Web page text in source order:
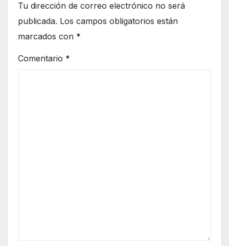
Tu dirección de correo electrónico no será
publicada. Los campos obligatorios están
marcados con *
Comentario *